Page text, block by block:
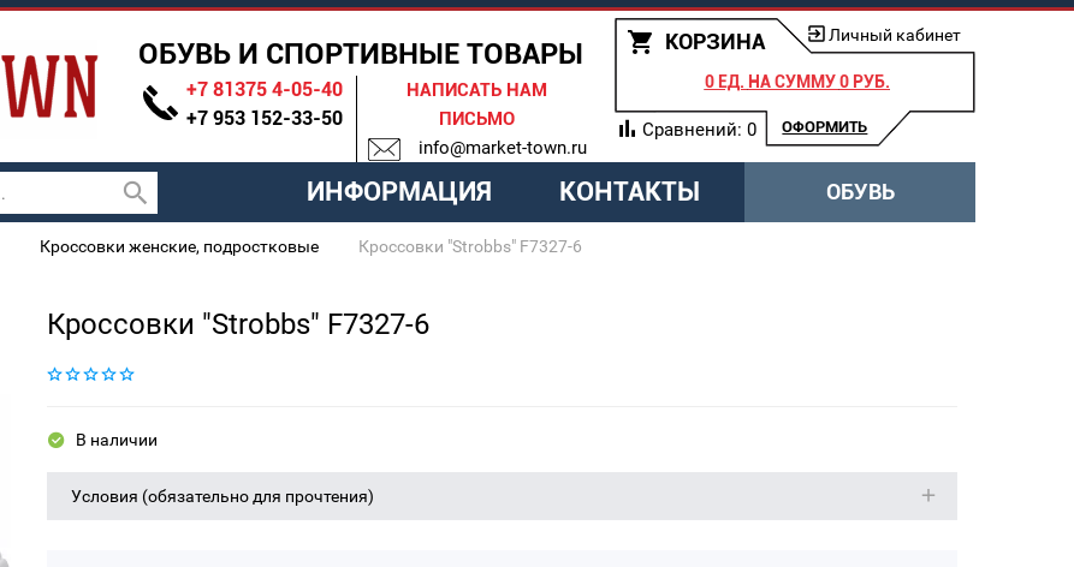
ОБУВЬ И СПОРТИВНЫЕ ТОВАРЫ
+7 81375 4-05-40
+7 953 152-33-50
НАПИСАТЬ НАМ
ПИСЬМО
info@market-town.ru
КОРЗИНА Личный кабинет
0 ЕД. НА СУММУ0 РУБ.
ОФОРМИТЬ
Сравнений: 0
ИНФОРМАЦИЯ КОНТАКТЫ ОБУВЬ
Кроссовки женские, подростковые Кроссовки "Strobbs" F7327-6
Кроссовки "Strobbs" F7327-6
В наличии
Условия (обязательно для прочтения)